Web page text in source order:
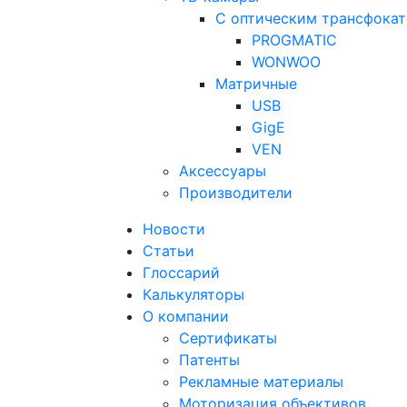
С оптическим
PROGMATIC
WONWOO
Матричные
USB
GigE
VEN
Аксессуары
Производители
Новости
Статьи
Глоссарий
Калькуляторы
О компании
Сертификаты
Патенты
Рекламные материалы
Моторизация объективов